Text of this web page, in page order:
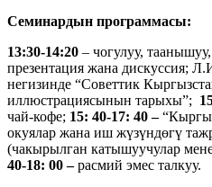
Семинардын программасы:
13:30-14:20 – чогулуу,
презентация жана дискуссия;
негизинде “Советтик
иллюстрациясынын тарыхы”;
чай-кофе; 15: 40-17: 40 –
окуялар жана иш жүзүндөгү
(чакырылган катышуучулар
40-18: 00 –расмий эмес талкуу.